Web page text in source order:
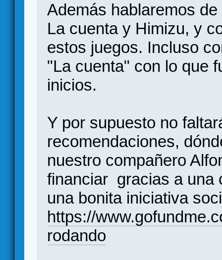
Además hablaremos
La cuenta y Himizu, y
estos juegos. Incluso
"La cuenta" con lo que
inicios.
Y por supuesto no
recomendaciones,
nuestro compañero
financiar gracias a una
una bonita iniciativa
https://
rodando